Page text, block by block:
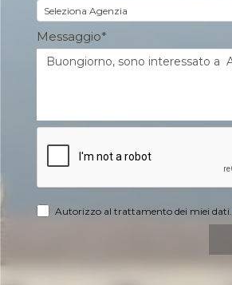
Seleziona Agenzia
Messaggio*
Autorizzo al trattamento dei miei dati.